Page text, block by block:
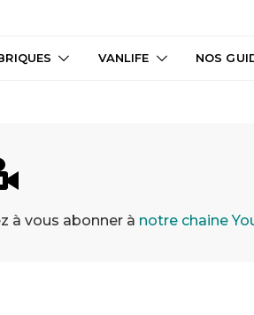
VANLIFE NOS
à vous abonner à notre chaine